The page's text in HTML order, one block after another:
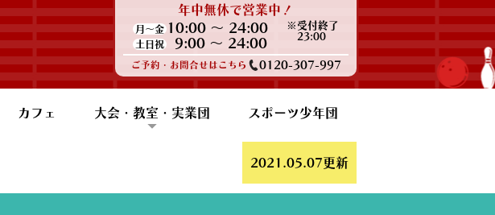
年中無休で営業中！
月～金 10:00 ～ 24:00
土日祝 9:00 ～ 24:00
※受付終了
23:00
ご予約・お問合せはこちら 0120-307-997
カフェ 大会・教室・実業団 スポーツ少年団
2021.05.07更新